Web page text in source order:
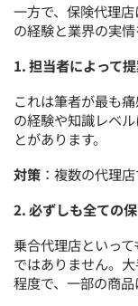
一方で、保険代理
の経験と業界の実
1. 担当者によって
これは筆者が最も
の経験や知識レベ
とがあります。
対策 ：複数の代理
2. 必ずしも全ての
乗合代理店といっ
ではありません。
程度で、一部の商品